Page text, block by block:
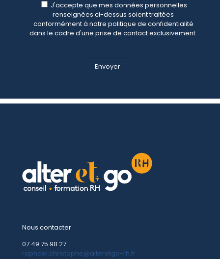
J'accepte que mes données personnelles
renseignées ci-dessus soient traitées
conformément à notre politique de confidentialité
dans le cadre d'une prise de contact exclusivement.
Nous contacter
07 49 75 98 27
raphael.christophe@alteretgo-rh.fr